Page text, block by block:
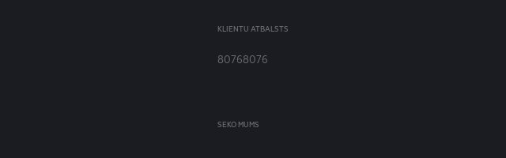
KLIENTU ATBALSTS
80768076
SEKO MUMS